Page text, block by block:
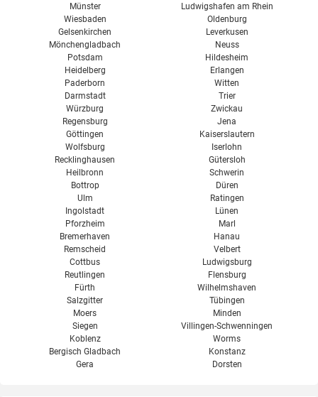
Münster
Wiesbaden
Gelsenkirchen
Mönchengladbach
Ludwigshafen am Rhein
Oldenburg
Leverkusen
Neuss
Potsdam
Heidelberg
Paderborn
Darmstadt
Würzburg
Regensburg
Göttingen
Wolfsburg
Recklinghausen
Heilbronn
Bottrop
Ulm
Ingolstadt
Pforzheim
Bremerhaven
Remscheid
Cottbus
Reutlingen
Fürth
Salzgitter
Moers
Siegen
Koblenz
Bergisch Gladbach
Gera
Hildesheim
Erlangen
Witten
Trier
Zwickau
Jena
Kaiserslautern
Iserlohn
Gütersloh
Schwerin
Düren
Ratingen
Lünen
Marl
Hanau
Velbert
Ludwigsburg
Flensburg
Wilhelmshaven
Tübingen
Minden
Villingen-Schwenningen
Worms
Konstanz
Dorsten